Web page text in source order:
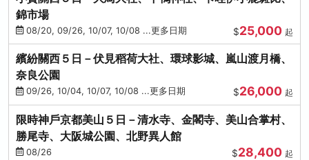
錦市場
08/20, 09/26, 10/07, 10/08 ...更多日期 $25,000 起
繽紛關西５日－伏見稻荷大社、環球影城、嵐山渡月橋、
奈良公園
09/26, 10/04, 10/07, 10/08 ...更多日期 $26,000 起
限時神戶京都美山５日－清水寺、金閣寺、美山合掌村、
勝尾寺、大阪城公園、北野異人館
08/26 $28,400 起